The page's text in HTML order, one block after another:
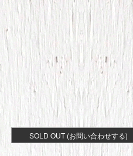
SOLD OUT (お問い合わせする)